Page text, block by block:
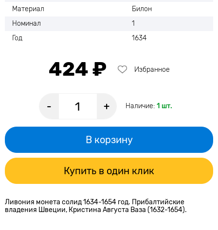
Материал
Билон
Номинал
1
Год
1634
424 ₽ Избранное
- + Наличие: 1 шт.
В корзину
Купить в один клик
Ливония монета солид 1634-1654 год. Прибалтийские
владения Швеции, Кристина Августа Ваза (1632-1654).